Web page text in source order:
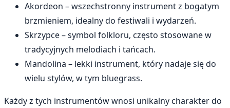
Akordeon – wszechstronny instrument z bogatym
brzmieniem, idealny do festiwali i wydarzeń.
Skrzypce – symbol folkloru, często stosowane w
tradycyjnych melodiach i tańcach.
Mandolina – lekki instrument, który nadaje się do
wielu stylów, w tym bluegrass.
Każdy z tych instrumentów wnosi unikalny charakter do